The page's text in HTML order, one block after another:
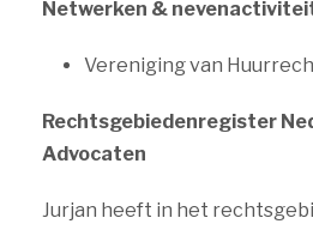
Netwerken &
Vereniging van
Rechtsgebiedenregister
Advocaten
Jurjan heeft in het